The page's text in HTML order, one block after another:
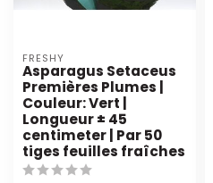
FRESHY
Asparagus Setaceus
Premières Plumes |
Couleur: Vert |
Longueur ± 45
centimeter | Par 50
tiges feuilles fraîches